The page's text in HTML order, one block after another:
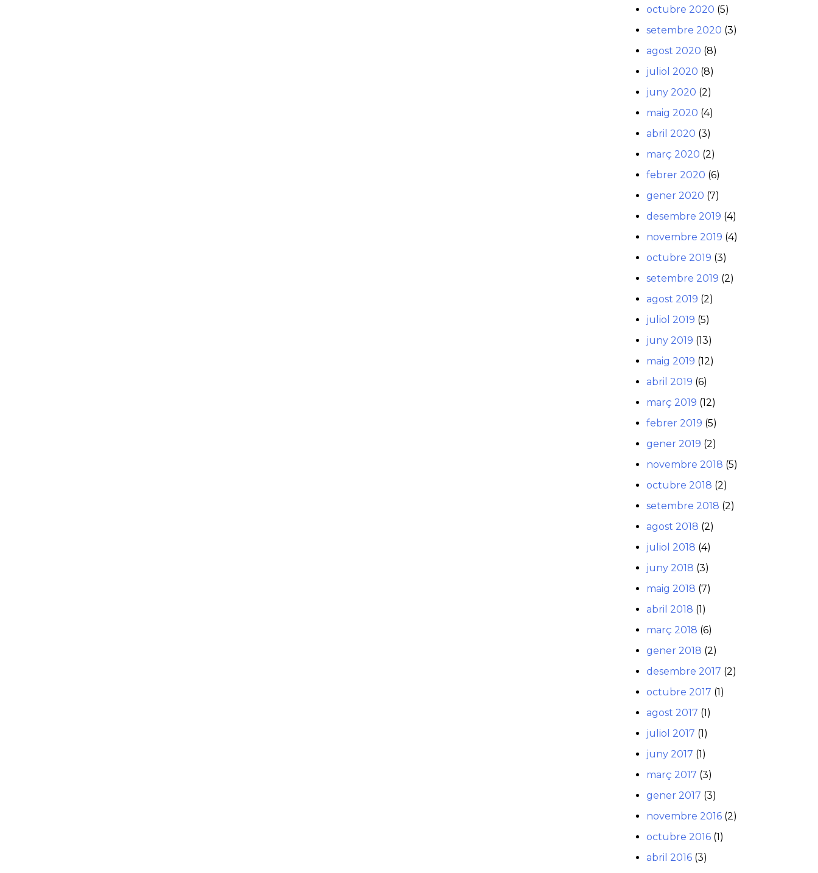
octubre 2020 (5)
setembre 2020 (3)
agost 2020 (8)
juliol 2020 (8)
juny 2020 (2)
maig 2020 (4)
abril 2020 (3)
març 2020 (2)
febrer 2020 (6)
gener 2020 (7)
desembre 2019 (4)
novembre 2019 (4)
octubre 2019 (3)
setembre 2019 (2)
agost 2019 (2)
juliol 2019 (5)
juny 2019 (13)
maig 2019 (12)
abril 2019 (6)
març 2019 (12)
febrer 2019 (5)
gener 2019 (2)
novembre 2018 (5)
octubre 2018 (2)
setembre 2018 (2)
agost 2018 (2)
juliol 2018 (4)
juny 2018 (3)
maig 2018 (7)
abril 2018 (1)
març 2018 (6)
gener 2018 (2)
desembre 2017 (2)
octubre 2017 (1)
agost 2017 (1)
juliol 2017 (1)
juny 2017 (1)
març 2017 (3)
gener 2017 (3)
novembre 2016 (2)
octubre 2016 (1)
abril 2016 (3)